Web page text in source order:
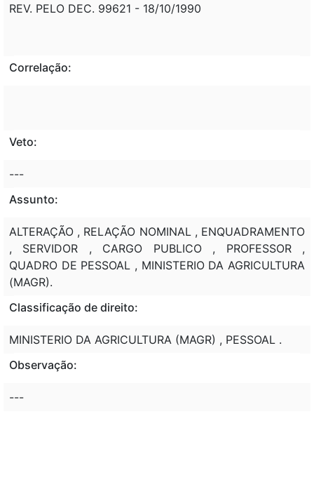
REV. PELO DEC. 99621 - 18/10/1990
Correlação:
Veto:
---
Assunto:
ALTERAÇÃO , RELAÇÃO NOMINAL , ENQUADRAMENTO
, SERVIDOR , CARGO PUBLICO , PROFESSOR ,
QUADRO DE PESSOAL , MINISTERIO DA AGRICULTURA
(MAGR).
Classificação de direito:
MINISTERIO DA AGRICULTURA (MAGR) , PESSOAL .
Observação:
---